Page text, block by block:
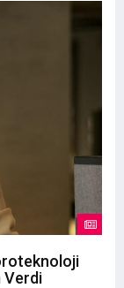
Verdi